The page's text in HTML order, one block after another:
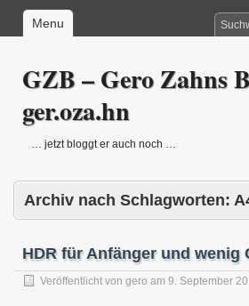
Menu
GZB – Gero Zahns
ger.oza.hn
… jetzt bloggt er auch noch …
Archiv nach Schlagworten:
HDR für Anfänger und wenig
Veröffentlicht von gero am 9. September